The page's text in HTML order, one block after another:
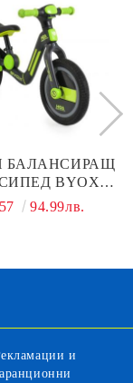
БАЛАНСИРАЩ
BYOX
ЗЕЛЕН
94.99лв.
и